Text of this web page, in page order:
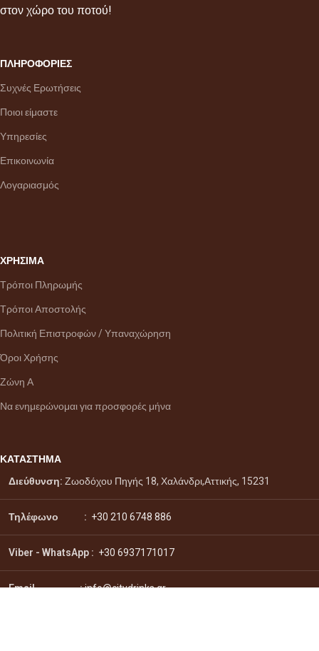
στον χώρο του ποτού!
ΠΛΗΡΟΦΟΡΙΕΣ
Συχνές Ερωτήσεις
Ποιοι είμαστε
Υπηρεσίες
Επικοινωνία
Λογαριασμός
ΧΡΗΣΙΜΑ
Τρόποι Πληρωμής
Τρόποι Αποστολής
Πολιτική Επιστροφών / Υπαναχώρηση
Όροι Χρήσης
Ζώνη Α
Να ενημερώνομαι για προσφορές μήνα
ΚΑΤΑΣΤΗΜΑ
Διεύθυνση: Ζωοδόχου Πηγής 18, Χαλάνδρι,Αττικής, 15231
Τηλέφωνο : +30 210 6748 886
Viber - WhatsApp : +30 6937171017
Email :info@citydrinks.gr